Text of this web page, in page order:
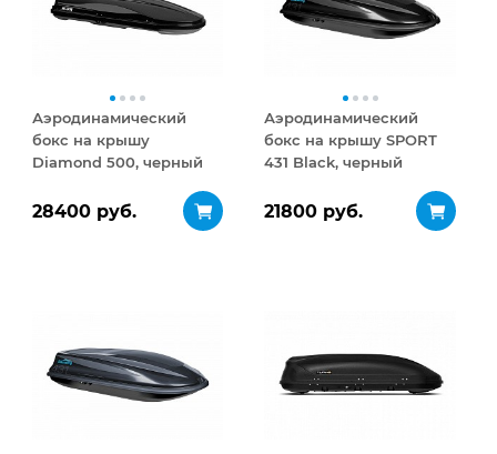
Аэродинамический
бокс на крышу
Diamond 500, черный
28400 руб.
Аэродинамический
бокс на крышу SPORT
431 Black, черный
21800 руб.